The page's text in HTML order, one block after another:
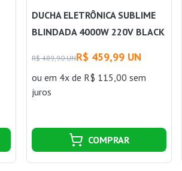
DUCHA ELETRÔNICA SUBLIME
BLINDADA 4000W 220V BLACK
R$ 489,90 UNR$ 459,99 UN
ou em 4x de R$ 115,00 sem
juros
COMPRAR